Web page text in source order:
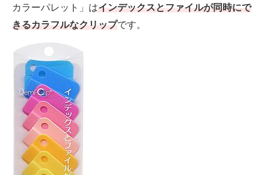
カラーパレット」はインデックスとファイルが同時にで
きるカラフルなクリップです。